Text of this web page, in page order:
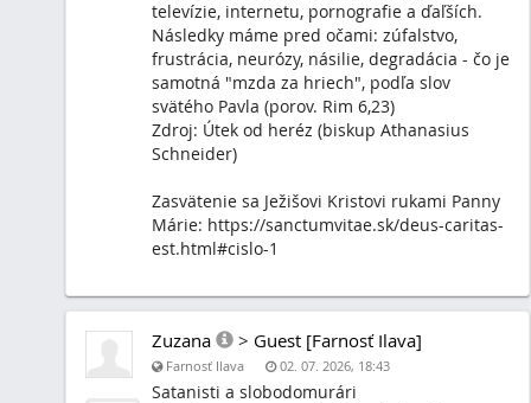
Zasvätenie sa Ježišovi Kristovi rukami Panny
https://sanctumvitae.sk/deus-caritas-
Zuzana
Satanisti a slobodomurári
Všimli ste si tie typy ľudí, ktorí vás ráno
celý deň nadávajú? Pri mene Božom sa im
tzv. liberálnej modernosti. Pod štítkom dobra
každodenné chvály a vďaky... Sú to satanisti
slobodomurári. A sú aj v katolíckej Cirkvi.